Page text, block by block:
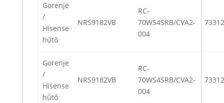
Gorenje
/
Hisense
hűtő
NRS9182VB
RC-
70WS4SRB/CVA2-
004
Gorenje
/
Hisense
hűtő
NRS9182VB
RC-
70WS4SRB/CVA2-
004